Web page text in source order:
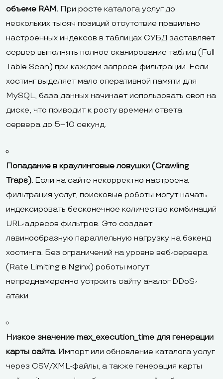
объеме RAM. При росте каталога услуг до
нескольких тысяч позиций отсутствие правильно
настроенных индексов в таблицах СУБД заставляет
сервер выполнять полное сканирование таблиц (Full
Table Scan) при каждом запросе фильтрации. Если
хостинг выделяет мало оперативной памяти для
MySQL, база данных начинает использовать своп на
диске, что приводит к росту времени ответа
сервера до 5–10 секунд.
Попадание в краулинговые ловушки (Crawling
Traps). Если на сайте некорректно настроена
фильтрация услуг, поисковые роботы могут начать
индексировать бесконечное количество комбинаций
URL-адресов фильтров. Это создает
лавинообразную параллельную нагрузку на бэкенд
хостинга. Без ограничений на уровне веб-сервера
(Rate Limiting в Nginx) роботы могут
непреднамеренно устроить сайту аналог DDoS-
атаки.
Низкое значение max_execution_time для генерации
карты сайта. Импорт или обновление каталога услуг
через CSV/XML-файлы, а также генерация карты